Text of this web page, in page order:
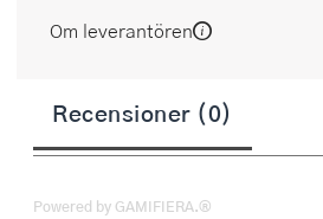
Om leverantören
Recensioner (0)
Powered by GAMIFIERA.®